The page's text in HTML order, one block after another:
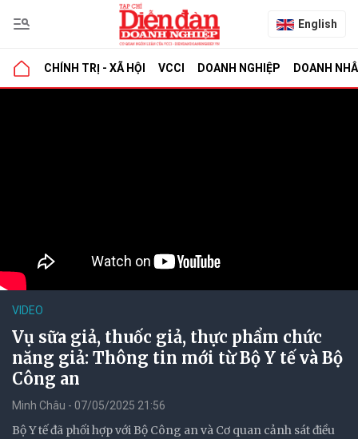
English
CHÍNH TRỊ - XÃ HỘI VCCI DOANH NGHIỆP DOANH
VIDEO
Vụ sữa giả, thuốc giả, thực phẩm chức
năng giả: Thông tin mới từ Bộ Y tế và Bộ
Công an
Minh Châu - 07/05/2025 21:56
Bộ Y tế đã phối hợp với Bộ Công an và Cơ quan cảnh sát điều